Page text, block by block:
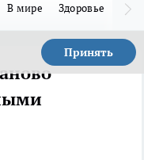
В мире Здоровье
Принять